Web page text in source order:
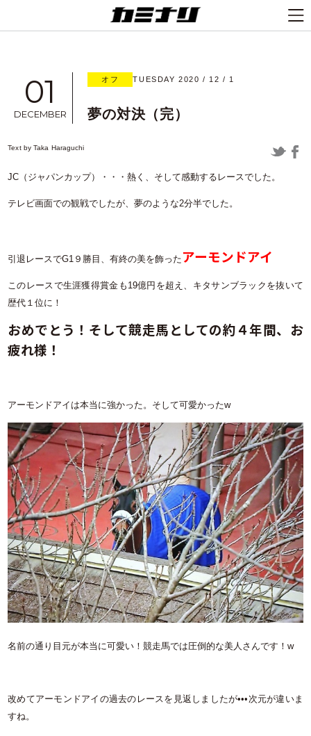
01
DECEMBER
オフ TUESDAY 2020 / 12 / 1
夢の対決（完）
Text byTaka Haraguchi
JC（ジャパンカップ）・・・熱く、そして感動するレースでした。
テレビ画面での観戦でしたが、夢のような2分半でした。
引退レースでG1９勝目、有終の美を飾った アーモンドアイ
このレースで生涯獲得賞金も19億円を超え、キタサンブラックを抜いて
歴代１位に！
おめでとう！そして競走馬としての約４年間、お
疲れ様！
アーモンドアイは本当に強かった。そして可愛かったw
名前の通り目元が本当に可愛い！競走馬では圧倒的な美人さんです！w
改めてアーモンドアイの過去のレースを見返しましたが•••次元が違いま
すね。